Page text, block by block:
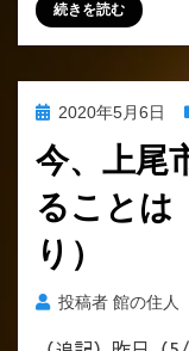
続きを読む
投
日:
2020年5月6日
今、上尾
ることは
り）
投稿者 館の住人